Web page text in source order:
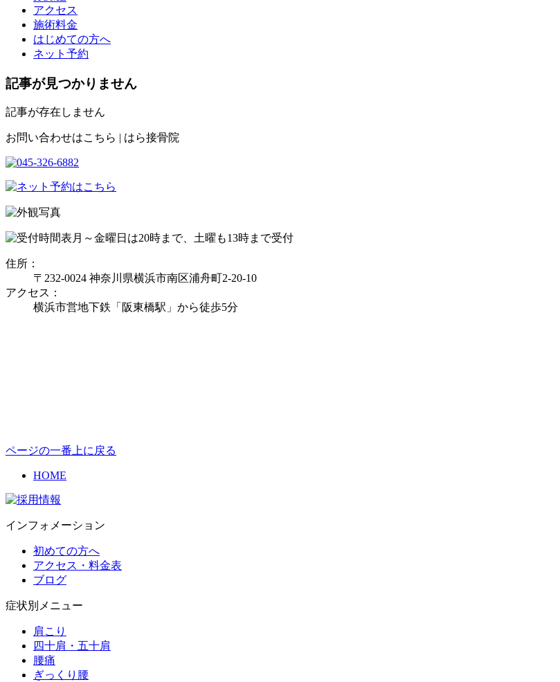
アクセス
施術料金
はじめての方へ
ネット予約
記事が見つかりません
記事が存在しません
お問い合わせはこちら | はら接骨院
月～金曜日は20時まで、土曜も13時まで受付
住所：
〒232-0024 神奈川県横浜市南区浦舟町2-20-10
アクセス：
横浜市営地下鉄「阪東橋駅」から徒歩5分
ページの一番上に戻る
HOME
インフォメーション
初めての方へ
アクセス・料金表
ブログ
症状別メニュー
肩こり
四十肩・五十肩
腰痛
ぎっくり腰